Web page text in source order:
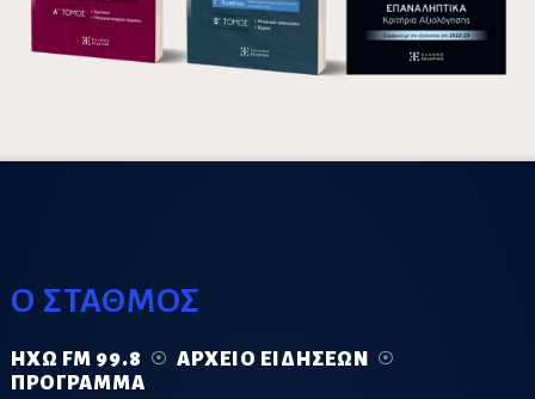
Ο ΣΤΑΘΜΟΣ
ΗΧΏ FM 99.8
ΑΡΧΕΊΟ ΕΙΔΉΣΕΩΝ
ΠΡΌΓΡΑΜΜΑ